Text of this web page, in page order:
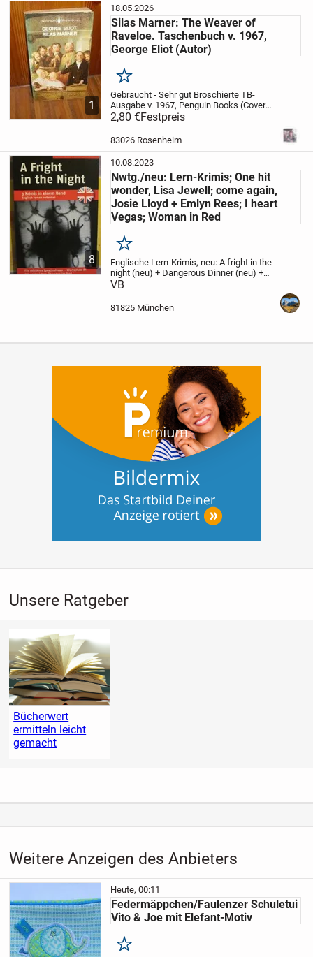
1
18.05.2026
Silas Marner: The Weaver of
Raveloe. Taschenbuch v. 1967,
George Eliot (Autor)
Merken
Gebraucht - Sehr gut Broschierte TB-
Ausgabe v. 1967, Penguin Books (Cover
wie meine Abbildung). Englischsprachig.
Keine Stempel, keine Anstreichungen,
kein Namenseintrag ! Seiten gebräunt -
2,80 €Festpreis
83026 Rosenheim
8
10.08.2023
Nwtg./neu: Lern-Krimis; One hit
wonder, Lisa Jewell; come again,
Josie Lloyd + Emlyn Rees; I heart
Vegas; Woman in Red
Merken
Englische Lern-Krimis, neu: A fright in the
night (neu) + Dangerous Dinner (neu) +
One hit wonder, Lisa Jewell; come again,
Woman in Red, 1,-. Versand...
VB
81825 München
Unsere Ratgeber
Bücherwert
ermitteln leicht
gemacht
Weitere Anzeigen des Anbieters
Heute, 00:11
Federmäppchen/Faulenzer Schuletui
Vito & Joe mit Elefant-Motiv
Merken